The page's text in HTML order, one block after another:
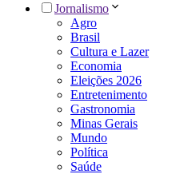
Jornalismo
Agro
Brasil
Cultura e Lazer
Economia
Eleições 2026
Entretenimento
Gastronomia
Minas Gerais
Mundo
Política
Saúde